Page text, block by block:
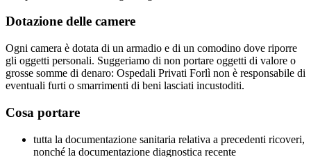
Dotazione delle camere
Ogni camera è dotata di un armadio e di un comodino dove riporre
gli oggetti personali. Suggeriamo di non portare oggetti di valore o
grosse somme di denaro: Ospedali Privati Forlì non è responsabile di
eventuali furti o smarrimenti di beni lasciati incustoditi.
Cosa portare
tutta la documentazione sanitaria relativa a precedenti ricoveri,
nonché la documentazione diagnostica recente